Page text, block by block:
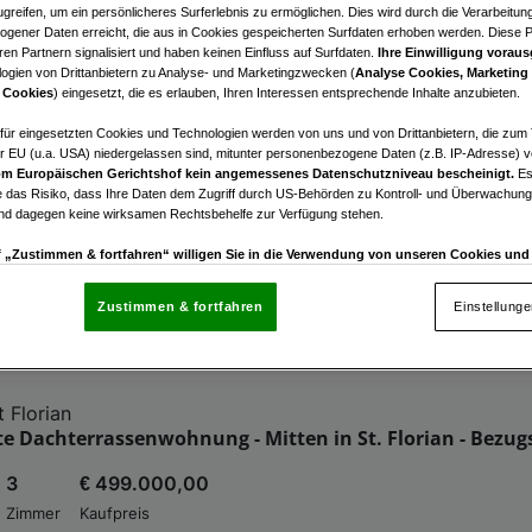
zur Verfügung.
unsere alternativen Angebote.
- Bright Side - einzigartige Eigentumswohnung mit
am Sonnenhang Top 4
3 € 1.885.000,00
Florian
Dachterrassenwohnung - Mitten in St. Florian -
3
Zimmer
€ 499.000,00
Kaufpreis
um ein persönlicheres Surferlebnis zu ermöglichen. Dies wird durch die
Daten erreicht, die aus in Cookies gespeicherten Surfdaten erhoben werden. Diese
Partnern signalisiert und haben keinen Einfluss auf Surfdaten.
Ihre Einwilligung
von Drittanbietern zu Analyse- und Marketingzwecken (Analyse Cookies, Marketing
) eingesetzt, die es erlauben, Ihren Interessen entsprechende Inhalte anzubieten.
eingesetzten Cookies und Technologien werden von uns und von Drittanbietern, die zum
EU (u.a. USA) niedergelassen sind, mitunter personenbezogene Daten (z.B. IP-Adresse)
Europäischen Gerichtshof kein angemessenes Datenschutzniveau bescheinigt.
das Risiko, dass Ihre Daten dem Zugriff durch US-Behörden zu Kontroll- und
dagegen keine wirksamen Rechtsbehelfe zur Verfügung stehen.
„Zustimmen & fortfahren“ willigen Sie in die Verwendung von unseren Cookies
die sich auf jeder Seite unten im Footer befinden.
Standortdaten. Endgeräteeigenschaften zur Identifikation aktiv abfragen. Speichern
auf einem Endgerät. Personalisierte Werbung und Inhalte, Messung von Werbeleistung
(Lieferanten)
Zustimmen & fortfahren